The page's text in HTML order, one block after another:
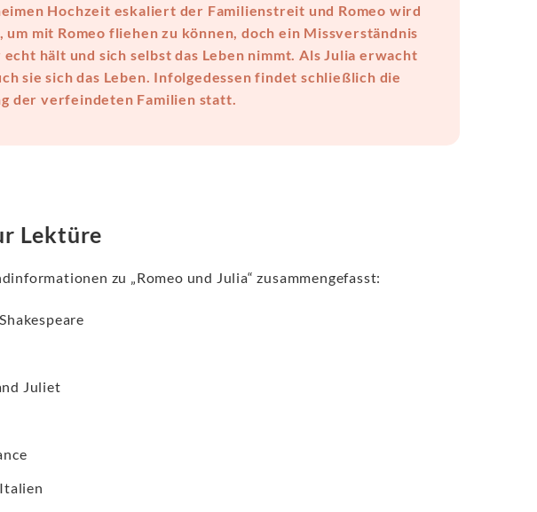
Hochzeit eskaliert der Familienstreit und Romeo wird
mit Romeo fliehen zu können, doch ein Missverständnis
hält und sich selbst das Leben nimmt. Als Julia erwacht
sie sich das Leben. Infolgedessen findet schließlich die
der verfeindeten Familien statt.
Lektüre
zu „Romeo und Julia“ zusammengefasst:
Juliet